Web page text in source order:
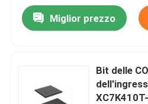
Miglior prezzo
Bit delle